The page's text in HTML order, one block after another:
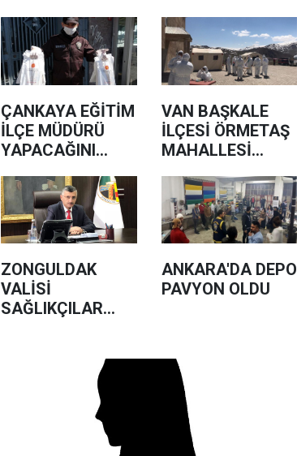
ÇANKAYA EĞİTİM
İLÇE MÜDÜRÜ
YAPACAĞINI
VAN BAŞKALE
İLÇESİ ÖRMETAŞ
MAHALLESİ
ALTINDA
ZONGULDAK
VALİSİ
SAĞLIKÇILAR
ANKARA'DA DEPO
PAVYON OLDU